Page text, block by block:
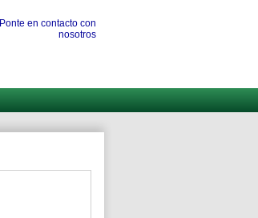
Ponte en contacto con
nosotros